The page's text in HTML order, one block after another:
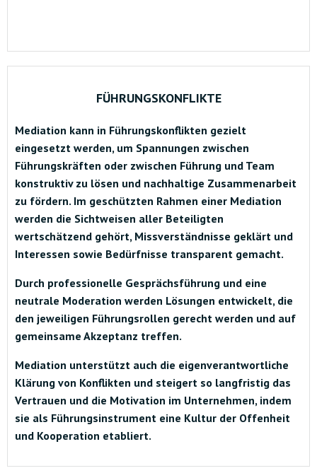
FÜHRUNGSKONFLIKTE
Mediation kann in Führungskonflikten gezielt
eingesetzt werden, um Spannungen zwischen
Führungskräften oder zwischen Führung und Team
konstruktiv zu lösen und nachhaltige Zusammenarbeit
zu fördern. Im geschützten Rahmen einer Mediation
werden die Sichtweisen aller Beteiligten
wertschätzend gehört, Missverständnisse geklärt und
Interessen sowie Bedürfnisse transparent gemacht.
Durch professionelle Gesprächsführung und eine
neutrale Moderation werden Lösungen entwickelt, die
den jeweiligen Führungsrollen gerecht werden und auf
gemeinsame Akzeptanz treffen.
Mediation unterstützt auch die eigenverantwortliche
Klärung von Konflikten und steigert so langfristig das
Vertrauen und die Motivation im Unternehmen, indem
sie als Führungsinstrument eine Kultur der Offenheit
und Kooperation etabliert.